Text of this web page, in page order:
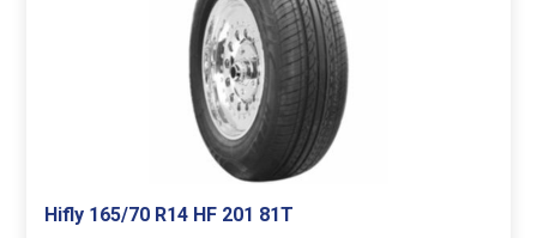
Hifly 165/70 R14 HF 201 81T